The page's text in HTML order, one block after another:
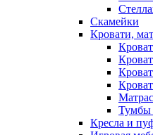
Скамейки
Кровати,
Тумбы
Кресла и